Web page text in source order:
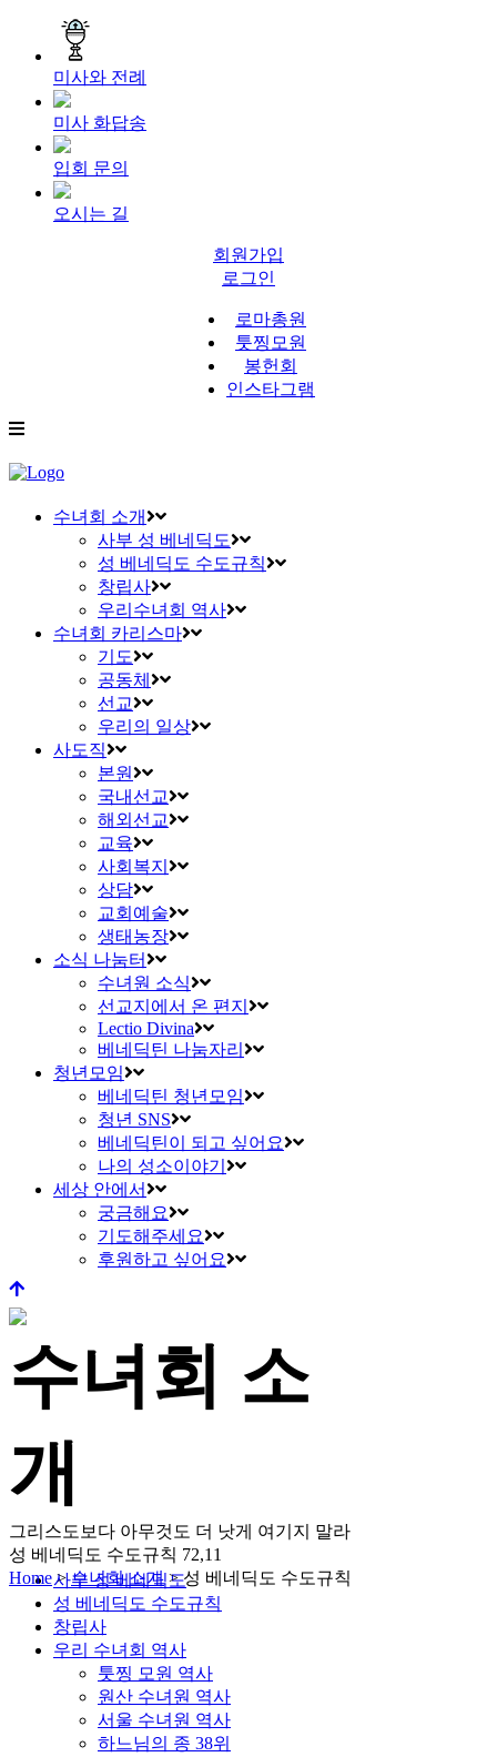
미사와 전례
미사 화답송
입회 문의
오시는 길
회원가입
로그인
로마총원
툿찡모원
봉헌회
인스타그램
수녀회 소개
사부 성 베네딕도
성 베네딕도 수도규칙
창립사
우리수녀회 역사
수녀회 카리스마
기도
공동체
선교
우리의 일상
사도직
본원
국내선교
해외선교
교육
사회복지
상담
교회예술
생태농장
소식 나눔터
수녀원 소식
선교지에서 온 편지
Lectio Divina
베네딕틴 나눔자리
청년모임
베네딕틴 청년모임
청년 SNS
베네딕틴이 되고 싶어요
나의 성소이야기
세상 안에서
궁금해요
기도해주세요
후원하고 싶어요
수녀회 소
개
그리스도보다 아무것도 더 낫게 여기지 말라
성 베네딕도 수도규칙 72,11
Home>수녀회 소개>성 베네딕도 수도규칙
사부 성 베네딕도
성 베네딕도 수도규칙
창립사
우리 수녀회 역사
툿찡 모원 역사
원산 수녀원 역사
서울 수녀원 역사
하느님의 종 38위